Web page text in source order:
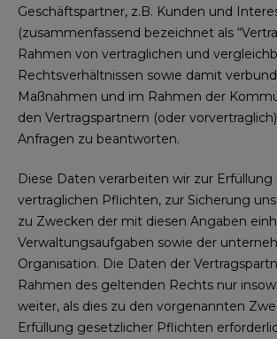
Geschäftspartner, z.B. Kunden und
(zusammenfassend bezeichnet als
Rahmen von vertraglichen und
Rechtsverhältnissen sowie damit
Maßnahmen und im Rahmen der
den Vertragspartnern (oder
Anfragen zu beantworten.
Diese Daten verarbeiten wir zur Erfüllung
vertraglichen Pflichten, zur Sicherung
zu Zwecken der mit diesen Angaben
Verwaltungsaufgaben sowie der
Organisation. Die Daten der
Rahmen des geltenden Rechts nur
weiter, als dies zu den vorgenannten
Erfüllung gesetzlicher Pflichten